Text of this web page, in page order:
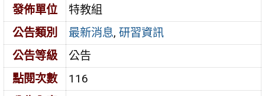
發佈單位
特教組
公告類別
最新消息,研習資訊
公告等級
公告
點閱次數
116